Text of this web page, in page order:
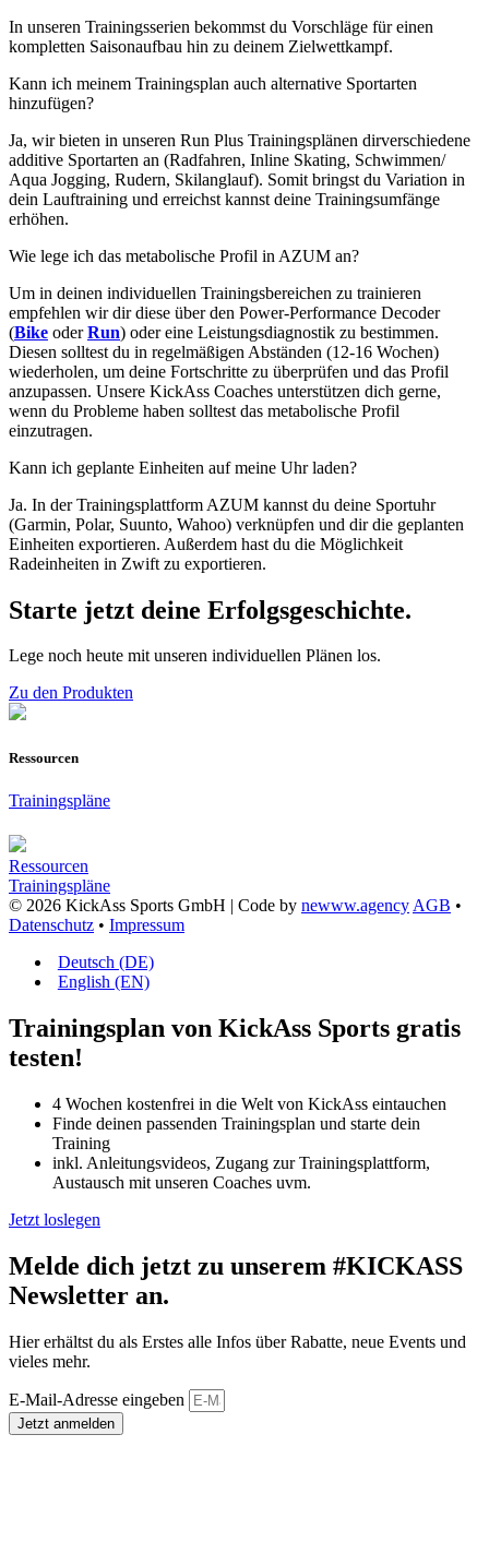
In unseren Trainingsserien bekommst du Vorschläge für einen
kompletten Saisonaufbau hin zu deinem Zielwettkampf.
Kann ich meinem Trainingsplan auch alternative Sportarten
hinzufügen?
Ja, wir bieten in unseren Run Plus Trainingsplänen dirverschiedene
additive Sportarten an (Radfahren, Inline Skating, Schwimmen/
Aqua Jogging, Rudern, Skilanglauf). Somit bringst du Variation in
dein Lauftraining und erreichst kannst deine Trainingsumfänge
erhöhen.
Wie lege ich das metabolische Profil in AZUM an?
Um in deinen individuellen Trainingsbereichen zu trainieren
empfehlen wir dir diese über den Power-Performance Decoder
(Bike oderRun) oder eine Leistungsdiagnostik zu bestimmen.
Diesen solltest du in regelmäßigen Abständen (12-16 Wochen)
wiederholen, um deine Fortschritte zu überprüfen und das Profil
anzupassen. Unsere KickAss Coaches unterstützen dich gerne,
wenn du Probleme haben solltest das metabolische Profil
einzutragen.
Kann ich geplante Einheiten auf meine Uhr laden?
Ja. In der Trainingsplattform AZUM kannst du deine Sportuhr
(Garmin, Polar, Suunto, Wahoo) verknüpfen und dir die geplanten
Einheiten exportieren. Außerdem hast du die Möglichkeit
Radeinheiten in Zwift zu exportieren.
Starte jetzt deine Erfolgsgeschichte.
Lege noch heute mit unseren individuellen Plänen los.
Zu den Produkten
Ressourcen
Trainingspläne
Ressourcen
Trainingspläne
© 2026 KickAss Sports GmbH | Code by newww.agency AGB •
Datenschutz • Impressum
Deutsch (DE)
English (EN)
Trainingsplan von KickAss Sports gratis
testen!
4 Wochen kostenfrei in die Welt von KickAss eintauchen
Finde deinen passenden Trainingsplan und starte dein
Training
inkl. Anleitungsvideos, Zugang zur Trainingsplattform,
Austausch mit unseren Coaches uvm.
Jetzt loslegen
Melde dich jetzt zu unserem #KICKASS
Newsletter an.
Hier erhältst du als Erstes alle Infos über Rabatte, neue Events und
vieles mehr.
E-Mail-Adresse eingeben
Jetzt anmelden